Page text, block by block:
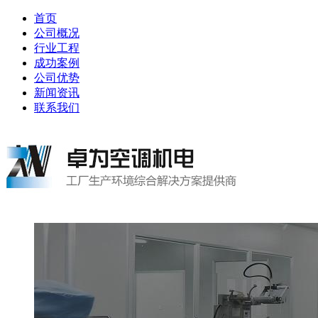
首页
公司概况
行业工程
成功案例
公司优势
新闻资讯
联系我们